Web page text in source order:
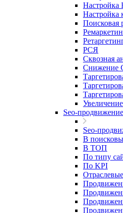
Настройка
Настройка
Поисковая
РСЯ
Сквозная
Снижение
Seo-продвижение
Seo-
В
В ТОП
По типу
По KPI